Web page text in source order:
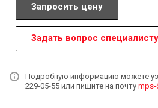
Запросить цену
Задать вопрос специалисту
Подробную информацию можете
229-05-55 или пишите на почту mps-